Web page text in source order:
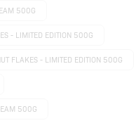
500G
- LIMITED EDITION 500G
FLAKES - LIMITED EDITION 500G
500G